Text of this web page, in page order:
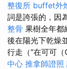
整復所 buffet外
詞是誇張的，因
整骨 果樹全年都
後在陽光下乾燥
行走（“在可可
中心 推拿師證照